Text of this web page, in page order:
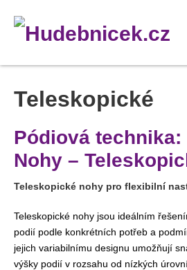
Teleskopické
Pódiová technika:
Nohy –
Teleskopické nohy pro flexibilní
Teleskopické nohy jsou ideálním
podií podle konkrétních potřeb a
jejich variabilnímu designu umožňují
výšky podií v rozsahu od nízkých